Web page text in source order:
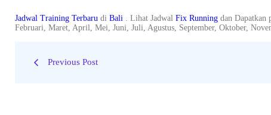
Jadwal Training Terbaru di Bali . Lihat Jadwal Fix Running dan Dapatkan
Februari, Maret, April, Mei, Juni, Juli, Agustus, September, Oktober,
Previous Post